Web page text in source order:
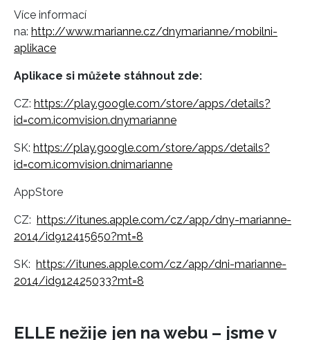
Více informací
na: http://www.marianne.cz/dnymarianne/mobilni-
aplikace
Aplikace si můžete stáhnout zde:
CZ: https://play.google.com/store/apps/details?
id=com.icomvision.dnymarianne
SK: https://play.google.com/store/apps/details?
id=com.icomvision.dnimarianne
AppStore
CZ: https://itunes.apple.com/cz/app/dny-marianne-
2014/id912415650?mt=8
SK: https://itunes.apple.com/cz/app/dni-marianne-
2014/id912425033?mt=8
ELLE nežije jen na webu – jsme v